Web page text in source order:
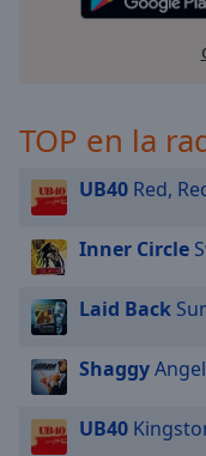
TOP en la
UB40 Red,
Inner Circle
Laid Back
Shaggy
UB40